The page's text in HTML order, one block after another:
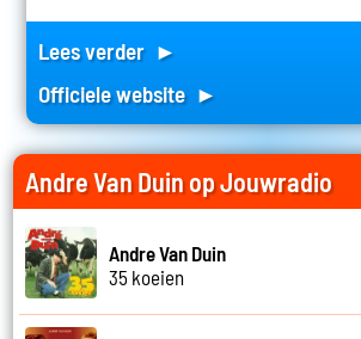
Lees verder ►
Officiele website ►
Andre Van Duin op Jouwradio
Andre Van Duin
35 koeien